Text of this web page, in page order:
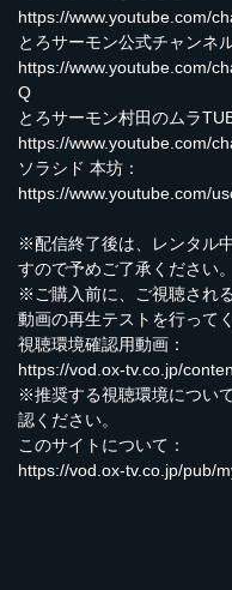
https://www.youtube.com/
とろサーモン公式チャンネ
https://www.youtube.com/
Q
とろサーモン村田のムラ
https://www.youtube.com/
ソラシド 本坊：
https://www.youtube.com/
※配信終了後は、レンタル
すので予めご了承ください。
※ご購入前に、ご視聴され
動画の再生テストを行って
視聴環境確認用動画：
https://vod.ox-tv.co.jp/
※推奨する視聴環境につい
認ください。
このサイトについて：
https://vod.ox-tv.co.jp/pub/